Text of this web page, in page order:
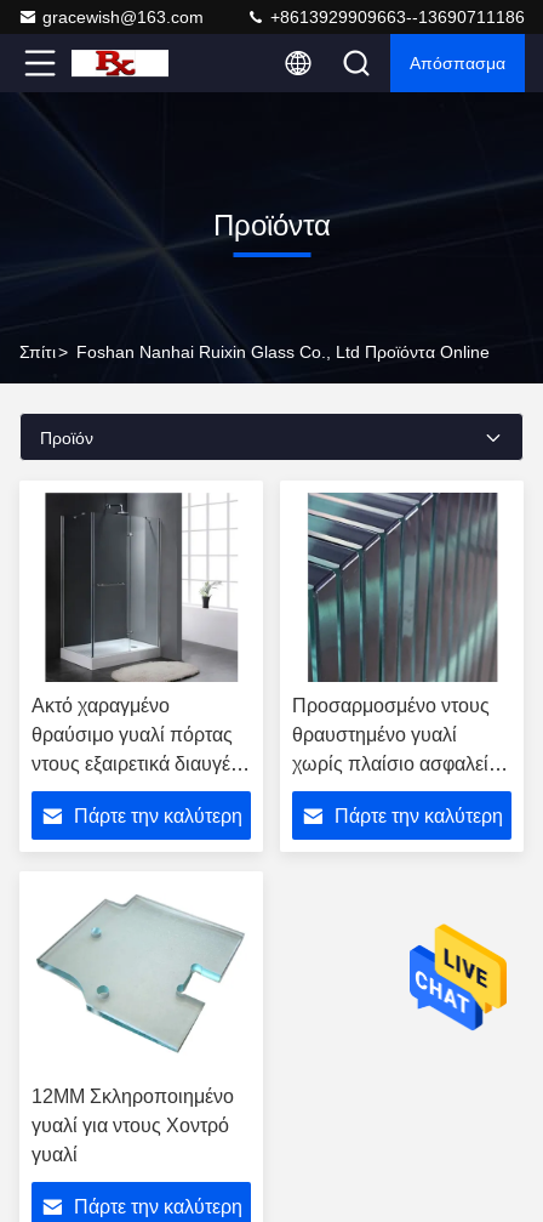
gracewish@163.com +8613929909663--13690711186
Απόσπασμα
Προϊόντα
Σπίτι> Foshan Nanhai Ruixin Glass Co., Ltd Προϊόντα Online
Προϊόν
Ακτό χαραγμένο
θραύσιμο γυαλί πόρτας
ντους εξαιρετικά διαυγές
διακοσμητικό 12mm
Πάρτε την καλύτερη
Προσαρμοσμένο ντους
θραυστημένο γυαλί
χωρίς πλαίσιο ασφαλείας
για την πόρτα σάουνα
Πάρτε την καλύτερη
12MM Σκληροποιημένο
γυαλί για ντους Χοντρό
γυαλί
Πάρτε την καλύτερη